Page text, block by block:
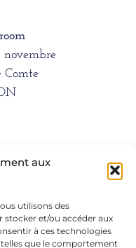
aux
utilisons des
stocker et/ou accéder aux
à ces technologies
que le comportement
Comte
66